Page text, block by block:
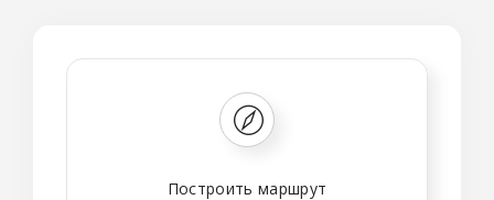
Построить маршрут